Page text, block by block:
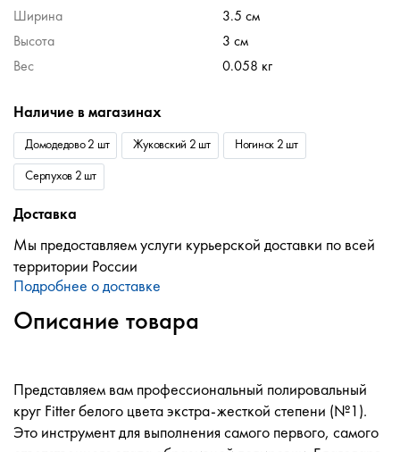
Ширина
3.5 см
Высота
3 см
Вес
0.058 кг
Наличие в магазинах
Домодедово 2 шт Жуковский 2 шт Ногинск 2 шт
Серпухов 2 шт
Доставка
Мы предоставляем услуги курьерской доставки по всей
территории России
Подробнее о доставке
Описание товара
Представляем вам профессиональный полировальный
круг Fitter белого цвета экстра-жесткой степени (№1).
Это инструмент для выполнения самого первого, самого